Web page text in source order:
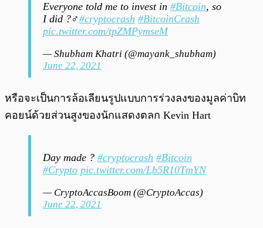
Everyone told me to invest in #Bitcoin, so
I did ?‍♂️#cryptocrash #BitcoinCrash
pic.twitter.com/tpZMPymseM
— Shubham Khatri (@mayank_shubham)
June 22, 2021
หรือจะเป็นการล้อเลียนรูปแบบการร่วงลงของมูลค่าบิท
คอยน์ด้วยส่วนสูงของนักแสดงตลก Kevin Hart
Day made ? #cryptocrash #Bitcoin
#Crypto pic.twitter.com/Lb5R10TmYN
— CryptoAccasBoom (@CryptoAccas)
June 22, 2021